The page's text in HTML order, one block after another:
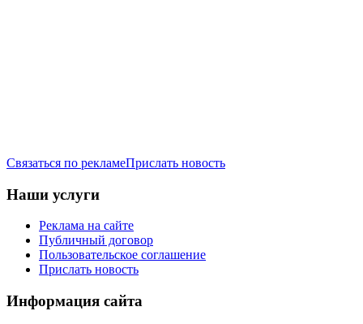
Связаться по рекламеПрислать новость
Наши услуги
Реклама на сайте
Публичный договор
Пользовательское соглашение
Прислать новость
Информация сайта